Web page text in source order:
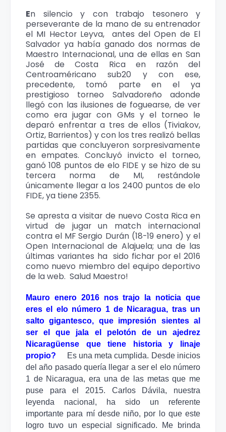
En silencio y con trabajo tesonero y
perseverante de la mano de su entrenador
el MI Hector Leyva, antes del Open de El
Salvador ya había ganado dos normas de
Maestro Internacional, una de ellas en San
José de Costa Rica en razón del
Centroaméricano sub20 y con ese,
precedente, tomó parte en el ya
prestigioso torneo Salvadoreño adonde
llegó con las ilusiones de foguearse, de ver
como era jugar con GMs y el torneo le
deparó enfrentar a tres de ellos (Tiviakov,
Ortiz, Barrientos) y con los tres realizó bellas
partidas que concluyeron sorpresivamente
en empates. Concluyó invicto el torneo,
ganó 108 puntos de elo FIDE y se hizo de su
tercera norma de MI, restándole
únicamente llegar a los 2400 puntos de elo
FIDE, ya tiene 2355.
Se apresta a visitar de nuevo Costa Rica en
virtud de jugar un match internacional
contra el MF Sergio Durán (18-19 enero) y el
Open Internacional de Alajuela; una de las
últimas variantes ha sido fichar por el 2016
como nuevo miembro del equipo deportivo
de la web. Salud Maestro!
Mauro enero 2016 nos trajo la noticia que
eres el elo número 1 de Nicaragua, tras un
salto gigantesco, que impresión sientes al
ser el que jala el pelotón de un ajedrez
Nicaragüense que tiene historia y linaje
propio?
Es una meta cumplida. Desde inicios
del año pasado quería llegar a ser el elo número
1 de Nicaragua, era una de las metas que me
puse para el 2015. Carlos Dávila, nuestra
leyenda nacional, ha sido un referente
importante para mí desde niño, por lo que este
logro tuvo un especial significado. Me brinda